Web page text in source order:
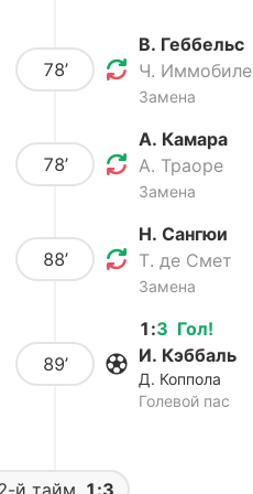
78’
В. Геббельс
Ч. Иммобиле
Замена
78’
А. Камара
А. Траоре
Замена
88’
Н. Сангюи
Т. де Смет
Замена
89’
Гол!
1 :3
И. Кэббаль
Д. Коппола
Голевой пас
й тайм 1:3